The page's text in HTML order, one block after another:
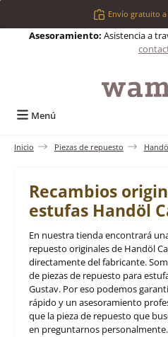
Saltar al contenido principalEnvío gratuito
Asesoramiento: Asistencia a
Menú
Inicio Piezas de repuesto
Recambios
estufas Handöl
En nuestra tienda encontrará
repuesto originales de Handöl
directamente del fabricante.
de piezas de repuesto para
Gustav. Por eso podemos
rápido y un asesoramiento
que la pieza de repuesto que
en preguntarnos personalmente.